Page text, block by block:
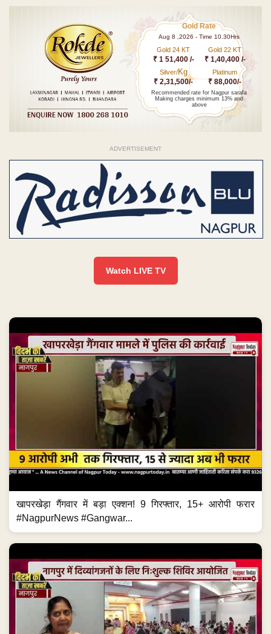
Gold Rate
Aug 8 ,2026 - Time 10.30Hrs
Gold 24 KT
₹ 1 51,400 /-
Gold 22 KT
₹ 1,40,400 /-
Silver/Kg
₹ 2,31,500/-
Platinum
₹ 88,000/-
Recommended rate for Nagpur sarafa
Making charges minimum 13% and
above
ADVERTISEMENT
Watch LIVE TV
खापरखेड़ा गैंगवार में बड़ा एक्शन! 9 गिरफ्तार, 15+ आरोपी फरार
#NagpurNews #Gangwar...